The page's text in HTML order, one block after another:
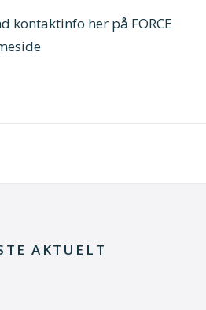
kontaktinfo her på FORCE
AKTUELT